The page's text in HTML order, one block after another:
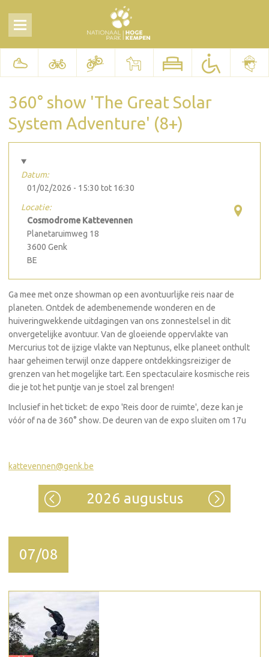
360° show 'The Great Solar
System Adventure' (8+)
Datum:
01/02/2026 - 15:30 tot 16:30
Locatie:
Cosmodrome Kattevennen
Planetaruimweg 18
3600 Genk
BE
Ga mee met onze showman op een avontuurlijke reis naar de
planeten. Ontdek de adembenemende wonderen en de
huiveringwekkende uitdagingen van ons zonnestelsel in dit
onvergetelijke avontuur. Van de gloeiende oppervlakte van
Mercurius tot de ijzige vlakte van Neptunus, elke planeet onthult
haar geheimen terwijl onze dappere ontdekkingsreiziger de
grenzen van het mogelijke tart. Een spectaculaire kosmische reis
die je tot het puntje van je stoel zal brengen!
Inclusief in het ticket: de expo 'Reis door de ruimte', deze kan je
vóór of na de 360° show. De deuren van de expo sluiten om 17u
kattevennen@genk.be
2026 augustus
07/08